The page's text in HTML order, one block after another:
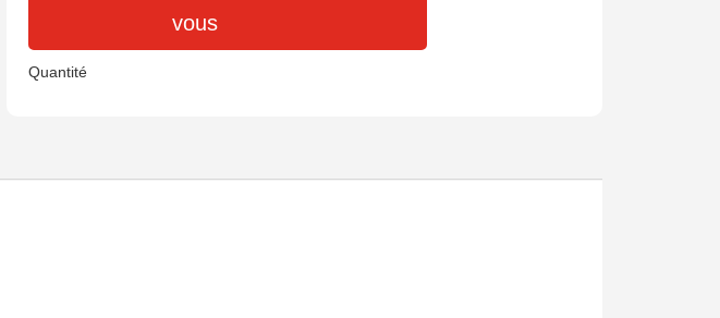
vous